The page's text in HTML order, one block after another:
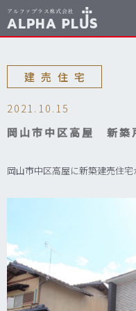
建売住宅
2021.10.15
岡山市中区高屋 新築
岡山市中区高屋に新築建売住宅